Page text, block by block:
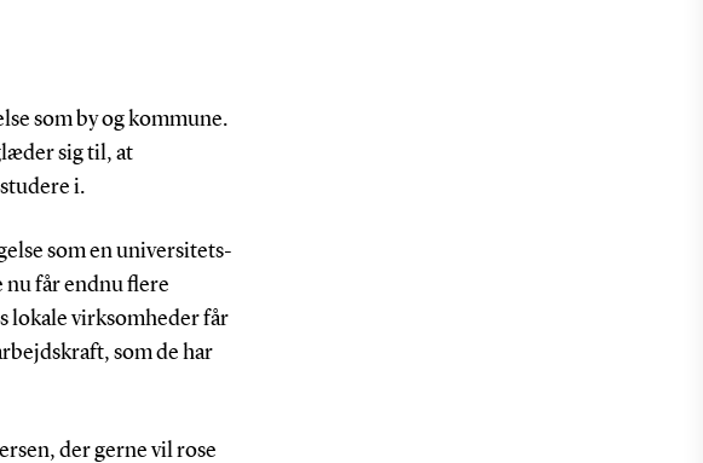
som by og kommune.
sig til, at
i.
som en universitets-
nu får endnu flere
lokale virksomheder får
som de har
der gerne vil rose